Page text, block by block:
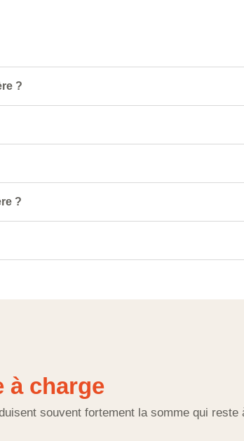
?
?
à charge
souvent fortement la somme qui reste